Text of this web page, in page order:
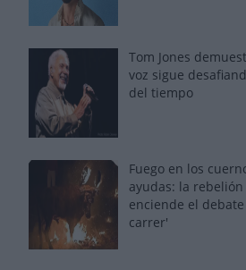
Tom Jones
voz sigue
del tiempo
Fuego en los
ayudas: la
enciende el
carrer'